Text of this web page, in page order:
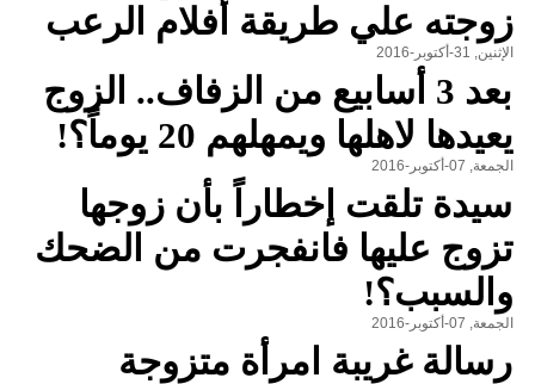
زوجته علي طريقة أفلام الرعب
الإثنين, 31-أكتوبر-2016
بعد 3 أسابيع من الزفاف.. الزوج
يعيدها لاهلها ويمهلهم 20 يوماً؟!
الجمعة, 07-أكتوبر-2016
سيدة تلقت إخطاراً بأن زوجها
تزوج عليها فانفجرت من الضحك
والسبب؟!
الجمعة, 07-أكتوبر-2016
رسالة غريبة امرأة متزوجة